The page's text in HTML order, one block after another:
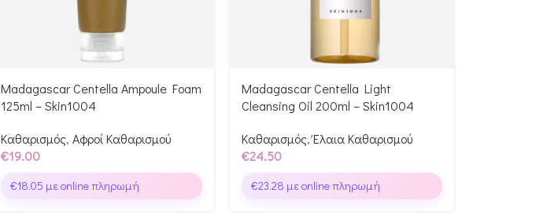
Madagascar Centella Ampoule Foam
125ml – Skin1004
Καθαρισμός, Αφροί Καθαρισμού
€19.00
€18.05 με online πληρωμή
Madagascar Centella Light
Cleansing Oil 200ml – Skin1004
Καθαρισμός, Έλαια Καθαρισμού
€24.50
€23.28 με online πληρωμή